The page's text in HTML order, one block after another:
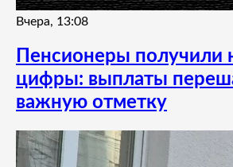
Вчера, 13:08
Пенсионеры получили
цифры: выплаты
важную отметку